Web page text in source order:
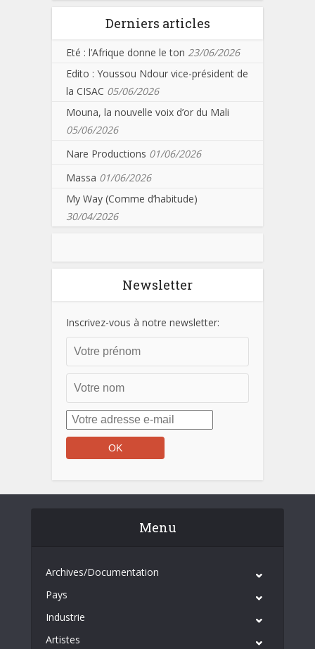
Derniers articles
Eté : l’Afrique donne le ton 23/06/2026
Edito : Youssou Ndour vice-président de
la CISAC 05/06/2026
Mouna, la nouvelle voix d’or du Mali
05/06/2026
Nare Productions 01/06/2026
Massa 01/06/2026
My Way (Comme d’habitude)
30/04/2026
Newsletter
Inscrivez-vous à notre newsletter:
Menu
Archives/Documentation
Pays
Industrie
Artistes